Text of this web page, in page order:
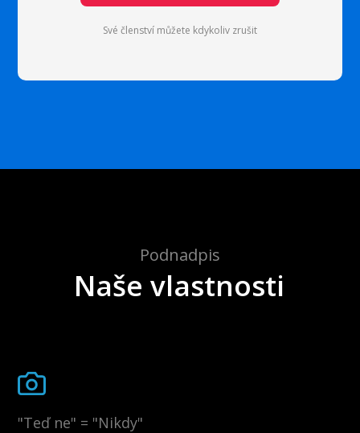
Své členství můžete kdykoliv zrušit
Podnadpis
Naše vlastnosti
"Teď ne" = "Nikdy"